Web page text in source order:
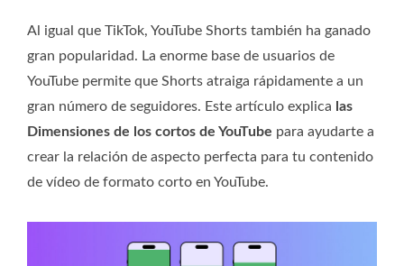
Al igual que TikTok, YouTube Shorts también ha ganado
gran popularidad. La enorme base de usuarios de
YouTube permite que Shorts atraiga rápidamente a un
gran número de seguidores. Este artículo explica las
Dimensiones de los cortos de YouTube para ayudarte a
crear la relación de aspecto perfecta para tu contenido
de vídeo de formato corto en YouTube.